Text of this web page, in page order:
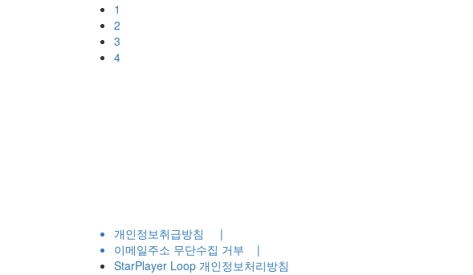
1
2
3
4
개인정보취급방침 |
이메일주소 무단수집 거부 |
StarPlayer Loop 개인정보처리방침